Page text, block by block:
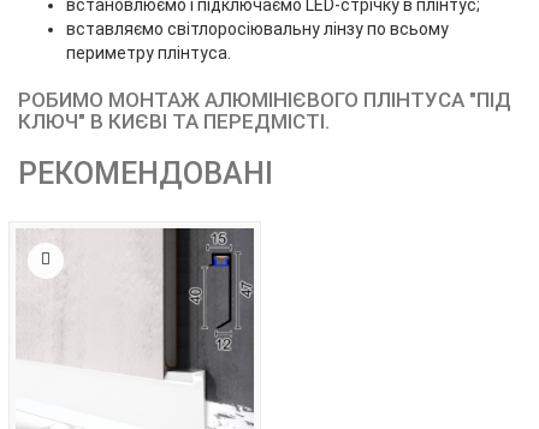
встановлюємо і підключаємо LED-стрічку в плінтус;
вставляємо світлоросіювальну лінзу по всьому
периметру плінтуса.
РОБИМО МОНТАЖ АЛЮМІНІЄВОГО ПЛІНТУСА "ПІД
КЛЮЧ" В КИЄВІ ТА ПЕРЕДМІСТІ.
РЕКОМЕНДОВАНІ